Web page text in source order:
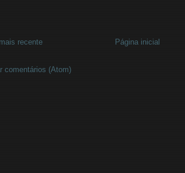
recente Página inicial
comentários (Atom)